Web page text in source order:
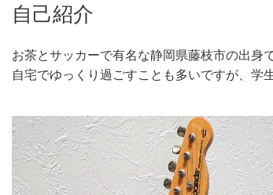
自己紹介
お茶とサッカーで有名な静岡県藤枝市の出身
自宅でゆっくり過ごすことも多いですが、学